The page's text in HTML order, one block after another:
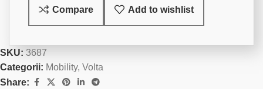
Compare Add to wishlist
SKU: 3687
Categorii: Mobility, Volta
Share: